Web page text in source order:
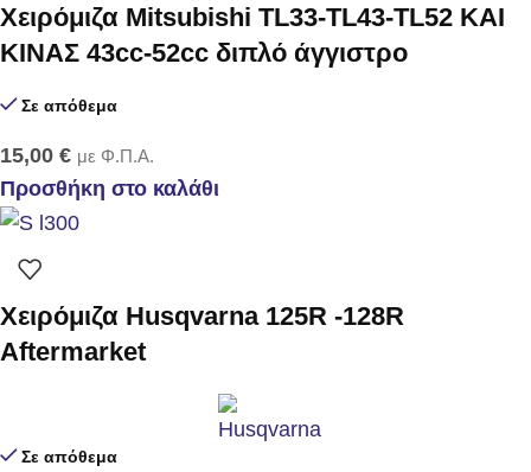
Χειρόμιζα Mitsubishi TL33-TL43-TL52 ΚΑΙ
ΚΙΝΑΣ 43cc-52cc διπλό άγγιστρο
Σε απόθεμα
15,00 € με Φ.Π.Α.
Προσθήκη στο καλάθι
Χειρόμιζα Husqvarna 125R -128R
Aftermarket
Σε απόθεμα